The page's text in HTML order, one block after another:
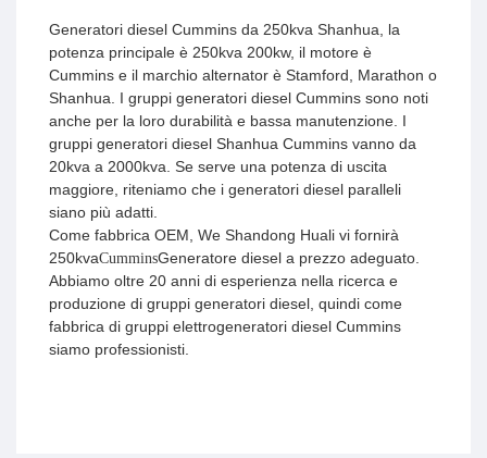
Generatori diesel Cummins da 250kva Shanhua, la
potenza principale è 250kva 200kw, il motore è
Cummins e il marchio alternator è Stamford, Marathon o
Shanhua. I gruppi generatori diesel Cummins sono noti
anche per la loro durabilità e bassa manutenzione. I
gruppi generatori diesel Shanhua Cummins vanno da
20kva a 2000kva. Se serve una potenza di uscita
maggiore, riteniamo che i generatori diesel paralleli
siano più adatti.
Come fabbrica OEM, We Shandong Huali vi fornirà
250kvaCumminsGeneratore diesel a prezzo adeguato.
Abbiamo oltre 20 anni di esperienza nella ricerca e
produzione di gruppi generatori diesel, quindi come
fabbrica di gruppi elettrogeneratori diesel Cummins
siamo professionisti.